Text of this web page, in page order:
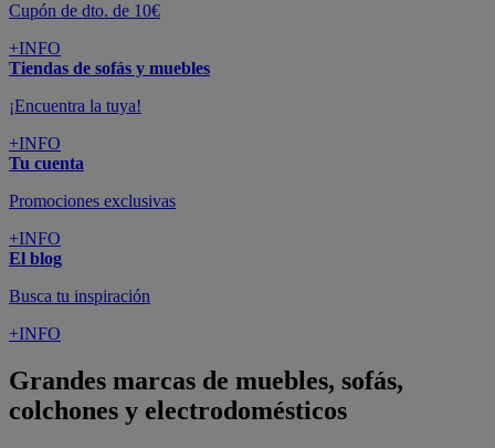
Cupón de dto. de 10€
+INFO
Tiendas de sofás y muebles
¡Encuentra la tuya!
+INFO
Tu cuenta
Promociones exclusivas
+INFO
El blog
Busca tu inspiración
+INFO
Grandes marcas de muebles, sofás,
colchones y electrodomésticos